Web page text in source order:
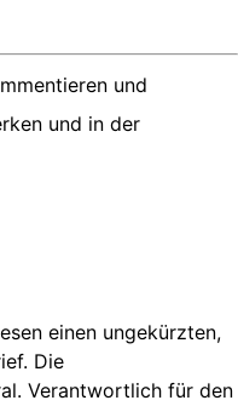
und
und in der
einen ungekürzten,
Die
Verantwortlich für den